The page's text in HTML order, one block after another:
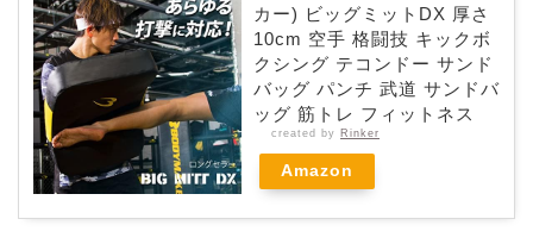
カー) ビッグミットDX 厚さ
10cm 空手 格闘技 キックボ
クシング テコンドー サンド
バッグ パンチ 武道 サンドバ
ッグ 筋トレ フィットネス
created by Rinker
Amazon